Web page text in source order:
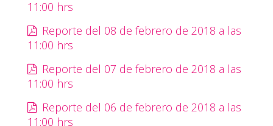
11:00 hrs
Reporte del 08 de febrero de 2018 a las
11:00 hrs
Reporte del 07 de febrero de 2018 a las
11:00 hrs
Reporte del 06 de febrero de 2018 a las
11:00 hrs